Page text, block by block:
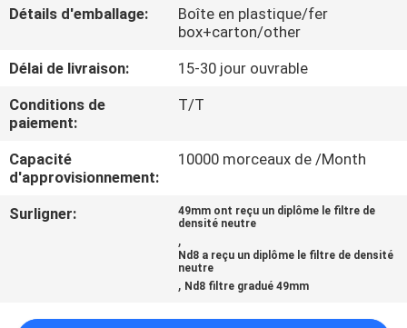
CONTRÔLE
QUALITÉ
CONTACTEZ-
NOUS
DEMANDEZ
Détails d'emballage:
Boîte en plastique/fer
box+carton/other
Délai de livraison:
15-30 jour ouvrable
Conditions de
paiement:
T/T
Capacité
d'approvisionnement:
10000 morceaux de /Month
Surligner:
49mm ont reçu un diplôme le filtre de
densité neutre
,
Nd8 a reçu un diplôme le filtre de densité
neutre
, Nd8 filtre gradué 49mm